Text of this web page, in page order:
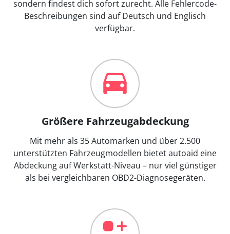
sondern findest dich sofort zurecht. Alle Fehlercode-
Beschreibungen sind auf Deutsch und Englisch
verfügbar.
Größere Fahrzeugabdeckung
Mit mehr als 35 Automarken und über 2.500
unterstützten Fahrzeugmodellen bietet autoaid eine
Abdeckung auf Werkstatt-Niveau – nur viel günstiger
als bei vergleichbaren OBD2-Diagnosegeräten.